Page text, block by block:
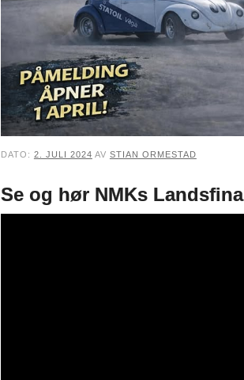
DATO: 2. JULI 2024 AV STIAN ORMESTAD
Se og hør NMKs